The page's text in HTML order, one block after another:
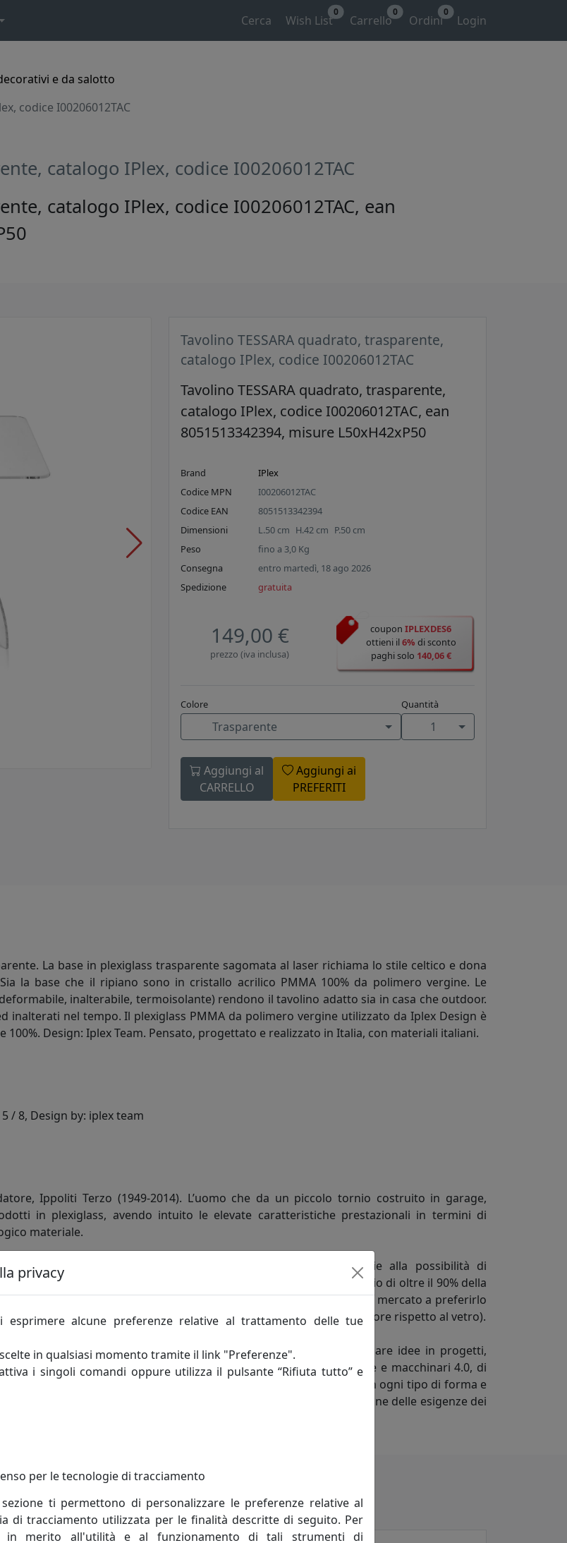
Cerca Wish List
0
Carrello
0
Ordini
0
Login
e da salotto
codice I00206012TAC
catalogo IPlex, codice I00206012TAC
catalogo IPlex, codice I00206012TAC, ean
Tavolino TESSARA quadrato, trasparente,
catalogo IPlex, codice I00206012TAC
Tavolino TESSARA quadrato, trasparente,
catalogo IPlex, codice I00206012TAC, ean
8051513342394, misure L50xH42xP50
Brand
IPlex
Codice MPN
I00206012TAC
Codice EAN
8051513342394
Dimensioni
L.50 cm H.42 cm P.50 cm
Peso
fino a 3,0 Kg
Consegna
entro martedì, 18 ago 2026
Spedizione
gratuita
149,00 €
prezzo (iva inclusa)
couponIPLEXDES6
ottieni il6% di sconto
paghi solo 140,06 €
Colore
Trasparente
Quantità
1
Aggiungi al
CARRELLO
Aggiungi ai
PREFERITI
La base in plexiglass trasparente sagomata al laser richiama lo stile celtico e dona
la base che il ripiano sono in cristallo acrilico PMMA 100% da polimero vergine. Le
inalterabile, termoisolante) rendono il tavolino adatto sia in casa che outdoor.
inalterati nel tempo. Il plexiglass PMMA da polimero vergine utilizzato da Iplex Design è
Design: Iplex Team. Pensato, progettato e realizzato in Italia, con materiali italiani.
/ 8, Design by: iplex team
Ippoliti Terzo (1949-2014). L’uomo che da un piccolo tornio costruito in garage,
in plexiglass, avendo intuito le elevate caratteristiche prestazionali in termini di
materiale.
impiegato per realizzazioni di design industriale che, grazie alla possibilità di
test hanno dimostrato come il plexiglass permetta il passaggio di oltre il 90% della
qualunque tipo di distorsione ottica.), alla infrangibilità (spinge il mercato a preferirlo
quasi infrangibili, e dimostrando una resistenza 15 volte superiore rispetto al vetro).
tecnologica ed artigianalità, in grado di immaginare e trasformare idee in progetti,
che arredano l’ambiente domestico. Iplex dispone di attrezzature e macchinari 4.0, di
consentono di lavorare tutte le tipologie di materiale, da forgiare in ogni tipo di forma e
formata da decine di anni di collaborazione orientata alla soluzione delle esigenze dei
privacy
alcune preferenze relative al trattamento delle tue
in qualsiasi momento tramite il link "Preferenze".
i singoli comandi oppure utilizza il pulsante “Rifiuta tutto” e
per le tecnologie di tracciamento
ti permettono di personalizzare le preferenze relative al
di tracciamento utilizzata per le finalità descritte di seguito. Per
in merito all'utilità e al funzionamento di tali strumenti di